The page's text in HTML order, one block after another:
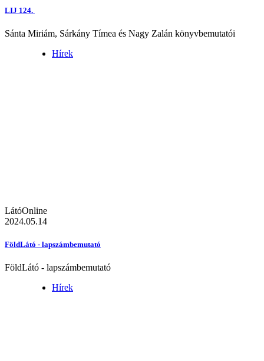
LIJ 124.
Sánta Miriám, Sárkány Tímea és Nagy Zalán könyvbemutatói
Hírek
LátóOnline
2024.05.14
FöldLátó - lapszámbemutató
FöldLátó - lapszámbemutató
Hírek